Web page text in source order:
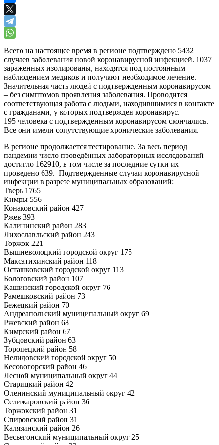
Всего на настоящее время в регионе подтверждено 5432
случаев заболевания новой коронавирусной инфекцией. 1037
зараженных изолированы, находятся под постоянным
наблюдением медиков и получают необходимое лечение.
Значительная часть людей с подтвержденным коронавирусом
– без симптомов проявления заболевания. Проводится
соответствующая работа с людьми, находившимися в контакте
с гражданами, у которых подтвержден коронавирус.
195 человека с подтвержденным коронавирусом скончались.
Все они имели сопутствующие хронические заболевания.
В регионе продолжается тестирование. За весь период
пандемии число проведённых лабораторных исследований
достигло 162910, в том числе за последние сутки их
проведено 639. Подтвержденные случаи коронавирусной
инфекции в разрезе муниципальных образований:
Тверь 1765
Кимры 556
Конаковский район 427
Ржев 393
Калининский район 283
Лихославльский район 243
Торжок 221
Вышневолоцкий городской округ 175
Максатихинский район 118
Осташковский городской округ 113
Бологовский район 107
Кашинский городской округ 76
Рамешковский район 73
Бежецкий район 70
Андреапольский муниципальный округ 69
Ржевский район 68
Кимрский район 67
Зубцовский район 63
Торопецкий район 58
Нелидовский городской округ 50
Кесовогорский район 46
Лесной муниципальный округ 44
Старицкий район 42
Оленинский муниципальный округ 42
Селижаровский район 36
Торжокский район 31
Спировский район 31
Калязинский район 26
Весьегонский муниципальный округ 25